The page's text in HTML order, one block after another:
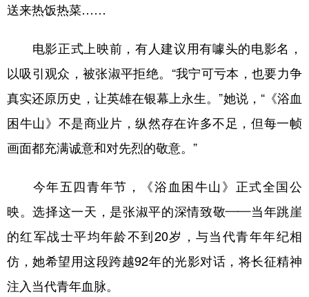
送来热饭热菜……
电影正式上映前，有人建议用有噱头的电影名，
以吸引观众，被张淑平拒绝。“我宁可亏本，也要力争
真实还原历史，让英雄在银幕上永生。”她说，“《浴血
困牛山》不是商业片，纵然存在许多不足，但每一帧
画面都充满诚意和对先烈的敬意。”
今年五四青年节，《浴血困牛山》正式全国公
映。选择这一天，是张淑平的深情致敬——当年跳崖
的红军战士平均年龄不到20岁，与当代青年年纪相
仿，她希望用这段跨越92年的光影对话，将长征精神
注入当代青年血脉。